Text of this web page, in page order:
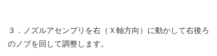
３．ノズルアセンブリを右（Ｘ軸方向）に動かして右後ろ
のノブを回して調整します。